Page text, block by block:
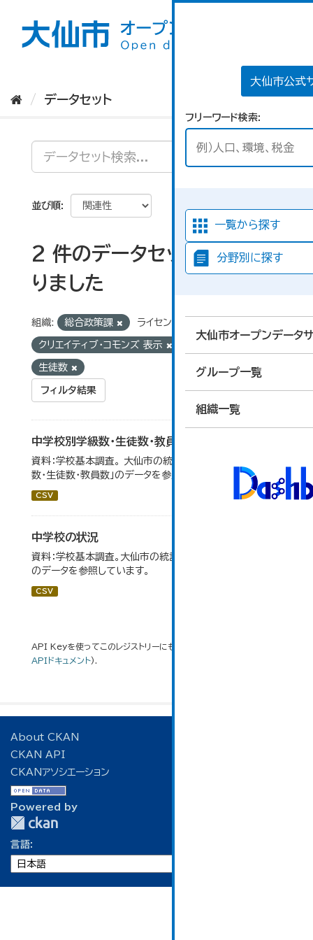
大仙市公式
フリーワード検索
一覧から探す
分野別に探す
大仙市オープンデータ
グループ一覧
組織一覧
データセット
並び順
2 件のデータセットが見つか
りました
組織: 総合政策課 ライセンス:
クリエイティブ・コモンズ 表示
生徒数
フィルタ結果
中学校別学級数・生徒数・教員数
資料：学校基本調査。 大仙市の統計「14-6 中学校別学級
数・生徒数・教員数」のデータを参照しています。
CSV
中学校の状況
資料：学校基本調査。大仙市の統計「14-5 中学校の状況」
のデータを参照しています。
CSV
API Keyを使ってこのレジストリーにもアクセス可能です
APIドキュメント).
About CKAN
CKAN API
CKANアソシエーション
Powered by
言語